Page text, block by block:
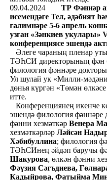
09.04.2024
ТР Фәннәр
исемендәге Тел, әдәбият
галимнәре 5-6 апрель
узган «Зәнкиев
конференциясе эшендә
Әлеге чараның пленар
ТӘҺСИ директорының фән
филология фәннәре докторы
Ул шулай ук «Милли-
дөнья күргән «Төмән
итте.
Конференциянең икенче
эшендә филология фәннәре
фәнни хезмәткәр Венера
хезмәткәрләр Ләйсән
Хәбибуллина; филология
ТӘҺСИнең әйдәп баручы
Шакурова, өлкән фәнни
Фәүзия Сәгъдиева,
Кадыйрова, Фатыйма